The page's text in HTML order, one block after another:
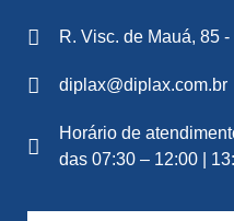
R. Visc. de Mauá, 85
diplax@diplax.com.br
Horário de
das 07:30 – 12:00 |